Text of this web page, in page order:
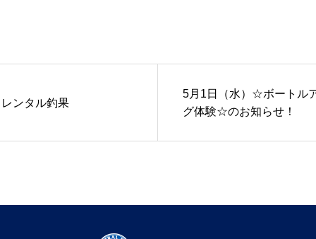
ンタル釣果
5月1日（水）☆ボートル
グ体験☆のお知らせ！